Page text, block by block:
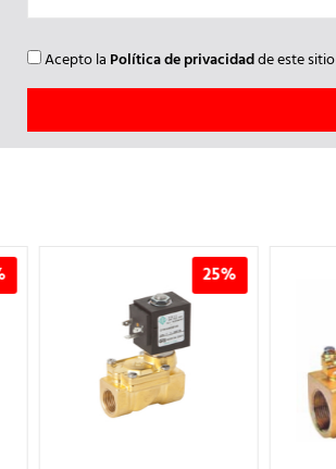
Acepto la Política de privacidadde este sitio
25%